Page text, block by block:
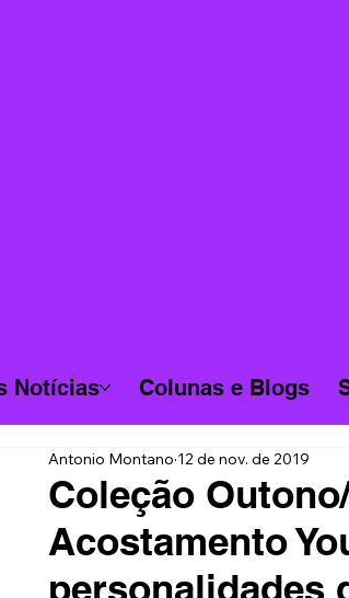
Notícias Colunas e Blogs
Coleção
Acostamento
personalidades
Antonio Montano 12 de nov. de 2019